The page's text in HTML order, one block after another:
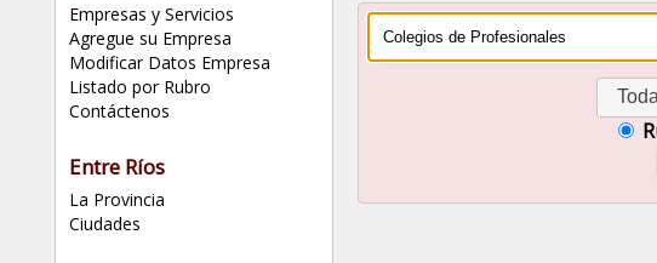
Empresas y Servicios
Agregue su Empresa
Modificar Datos Empresa
Listado por Rubro
Contáctenos
Entre Ríos
La Provincia
Ciudades